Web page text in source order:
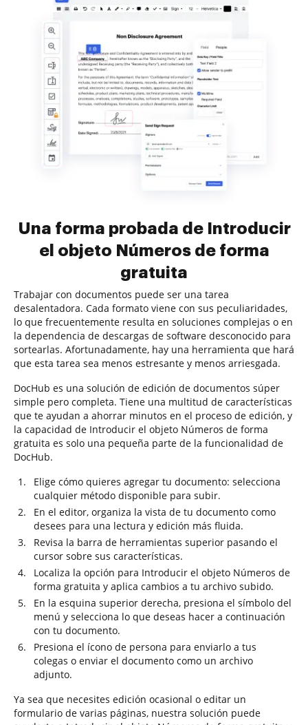
Una forma probada de Introducir
el objeto Números de forma
gratuita
Trabajar con documentos puede ser una tarea
desalentadora. Cada formato viene con sus peculiaridades,
lo que frecuentemente resulta en soluciones complejas o en
la dependencia de descargas de software desconocido para
sortearlas. Afortunadamente, hay una herramienta que hará
que esta tarea sea menos estresante y menos arriesgada.
DocHub es una solución de edición de documentos súper
simple pero completa. Tiene una multitud de características
que te ayudan a ahorrar minutos en el proceso de edición, y
la capacidad de Introducir el objeto Números de forma
gratuita es solo una pequeña parte de la funcionalidad de
DocHub.
Elige cómo quieres agregar tu documento: selecciona
cualquier método disponible para subir.
En el editor, organiza la vista de tu documento como
desees para una lectura y edición más fluida.
Revisa la barra de herramientas superior pasando el
cursor sobre sus características.
Localiza la opción para Introducir el objeto Números de
forma gratuita y aplica cambios a tu archivo subido.
En la esquina superior derecha, presiona el símbolo del
menú y selecciona lo que deseas hacer a continuación
con tu documento.
Presiona el ícono de persona para enviarlo a tus
colegas o enviar el documento como un archivo
adjunto.
Ya sea que necesites edición ocasional o editar un
formulario de varias páginas, nuestra solución puede